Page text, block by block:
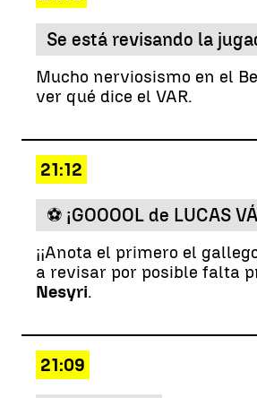
Se está revisando la
Mucho nerviosismo en el
ver qué dice el VAR.
21:12
⚽ ¡GOOOOL de LUCAS
¡¡Anota el primero el
a revisar por posible falta
Nesyri.
21:09